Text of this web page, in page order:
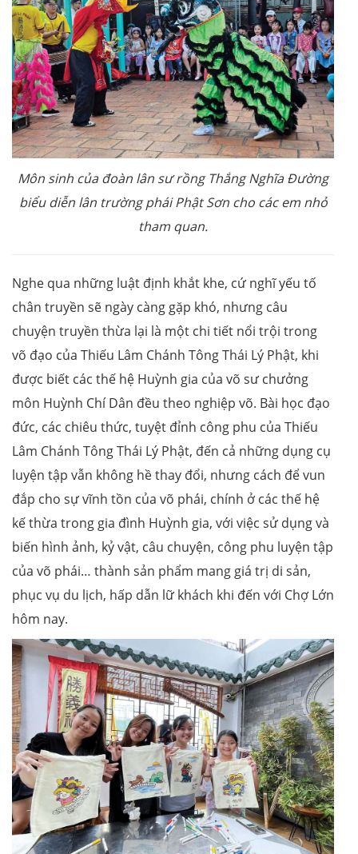
Môn sinh của đoàn lân sư rồng Thắng Nghĩa Đường
biểu diễn lân trường phái Phật Sơn cho các em nhỏ
tham quan.
Nghe qua những luật định khắt khe, cứ nghĩ yếu tố
chân truyền sẽ ngày càng gặp khó, nhưng câu
chuyện truyền thừa lại là một chi tiết nổi trội trong
võ đạo của Thiếu Lâm Chánh Tông Thái Lý Phật, khi
được biết các thế hệ Huỳnh gia của võ sư chưởng
môn Huỳnh Chí Dân đều theo nghiệp võ. Bài học đạo
đức, các chiêu thức, tuyệt đỉnh công phu của Thiếu
Lâm Chánh Tông Thái Lý Phật, đến cả những dụng cụ
luyện tập vẫn không hề thay đổi, nhưng cách để vun
đắp cho sự vĩnh tồn của võ phái, chính ở các thế hệ
kế thừa trong gia đình Huỳnh gia, với việc sử dụng và
biến hình ảnh, kỷ vật, câu chuyện, công phu luyện tập
của võ phái… thành sản phẩm mang giá trị di sản,
phục vụ du lịch, hấp dẫn lữ khách khi đến với Chợ Lớn
hôm nay.